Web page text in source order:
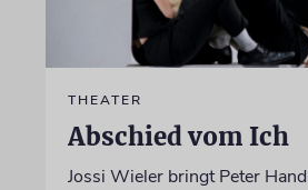
THEATER
Abschied vom Ich
Jossi Wieler bringt Peter